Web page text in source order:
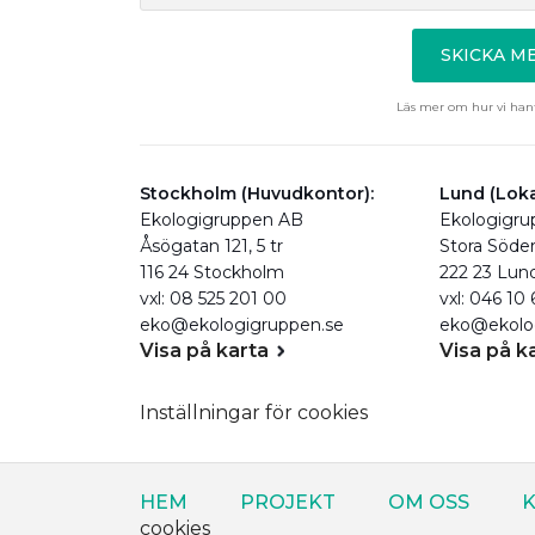
SKICKA
Läs mer om hur vi
Stockholm (Huvudkontor):
Ekologigruppen AB
Åsögatan 121, 5 tr
116 24 Stockholm
vxl: 08 525 201 00
eko@ekologigruppen.se
Visa på karta
Lund
Stora
222 23
vxl: 046 10
Visa på
Inställningar för cookies
HEM PROJEKT OM OSS
cookies